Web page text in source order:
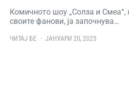
Комичното шоу „Солза и Смеа“,
своите фанови, ја започнува…
ЧИТАЈ БЕ ЈАНУАРИ 20, 2025